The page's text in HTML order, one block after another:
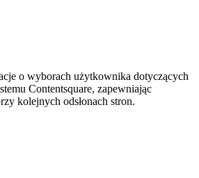
o wyborach użytkownika dotyczących
Contentsquare, zapewniając
kolejnych odsłonach stron.